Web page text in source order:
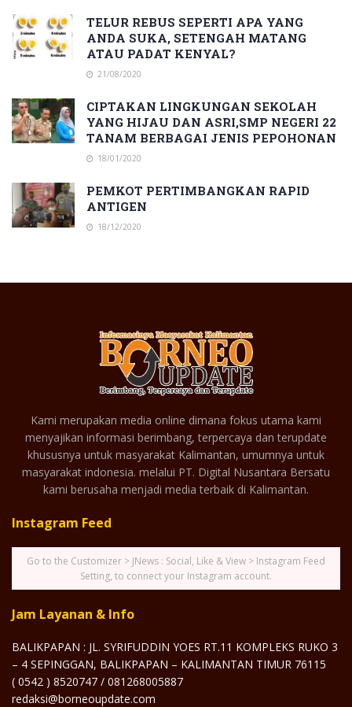
TELUR REBUS SEPERTI APA YANG
ANDA SUKA, SETENGAH MATANG
ATAU PADAT KENYAL?
21/08/2020
CIPTAKAN LINGKUNGAN SEKOLAH
YANG HIJAU DAN ASRI,SMP NEGERI 22
TANAM BERBAGAI JENIS PEPOHONAN
18/01/2020
PEMKOT PERTIMBANGKAN RAPID
ANTIGEN
18/12/2020
Kami merupakan media online dimana fokus utama kami
menyajikan informasi berimbang, terpercaya dan terupdate
khususnya untuk masyarakat Kalimantan, umumnya untuk
masyarakat indonesia. melalui PT. Digital Nusantara Bersatu
kami berusaha menjadi media terbaik di Kalimantan.
Instagram Feed
Go to the Customizer > JNews : Social, Like & View > Instagram Feed
Setting, to connect your Instagram account.
Jam Layanan & Info
BALIKPAPAN : JL. SYRIFUDDIN YOES RT.11 KOMPLEKS RUKO 3
– 4 SEPINGGAN, BALIKPAPAN – KALIMANTAN TIMUR 76115
( 0542 ) 8520747 / 081268005887
redaksi@borneoupdate.com